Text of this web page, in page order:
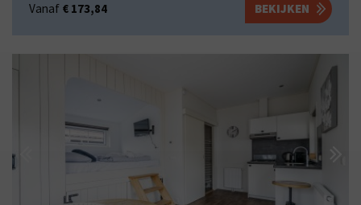
Vanaf € 173,84 BEKIJKEN